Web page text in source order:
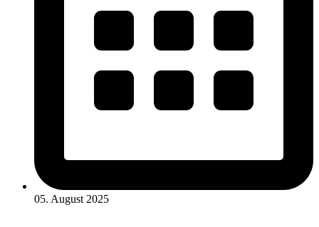
05. August 2025